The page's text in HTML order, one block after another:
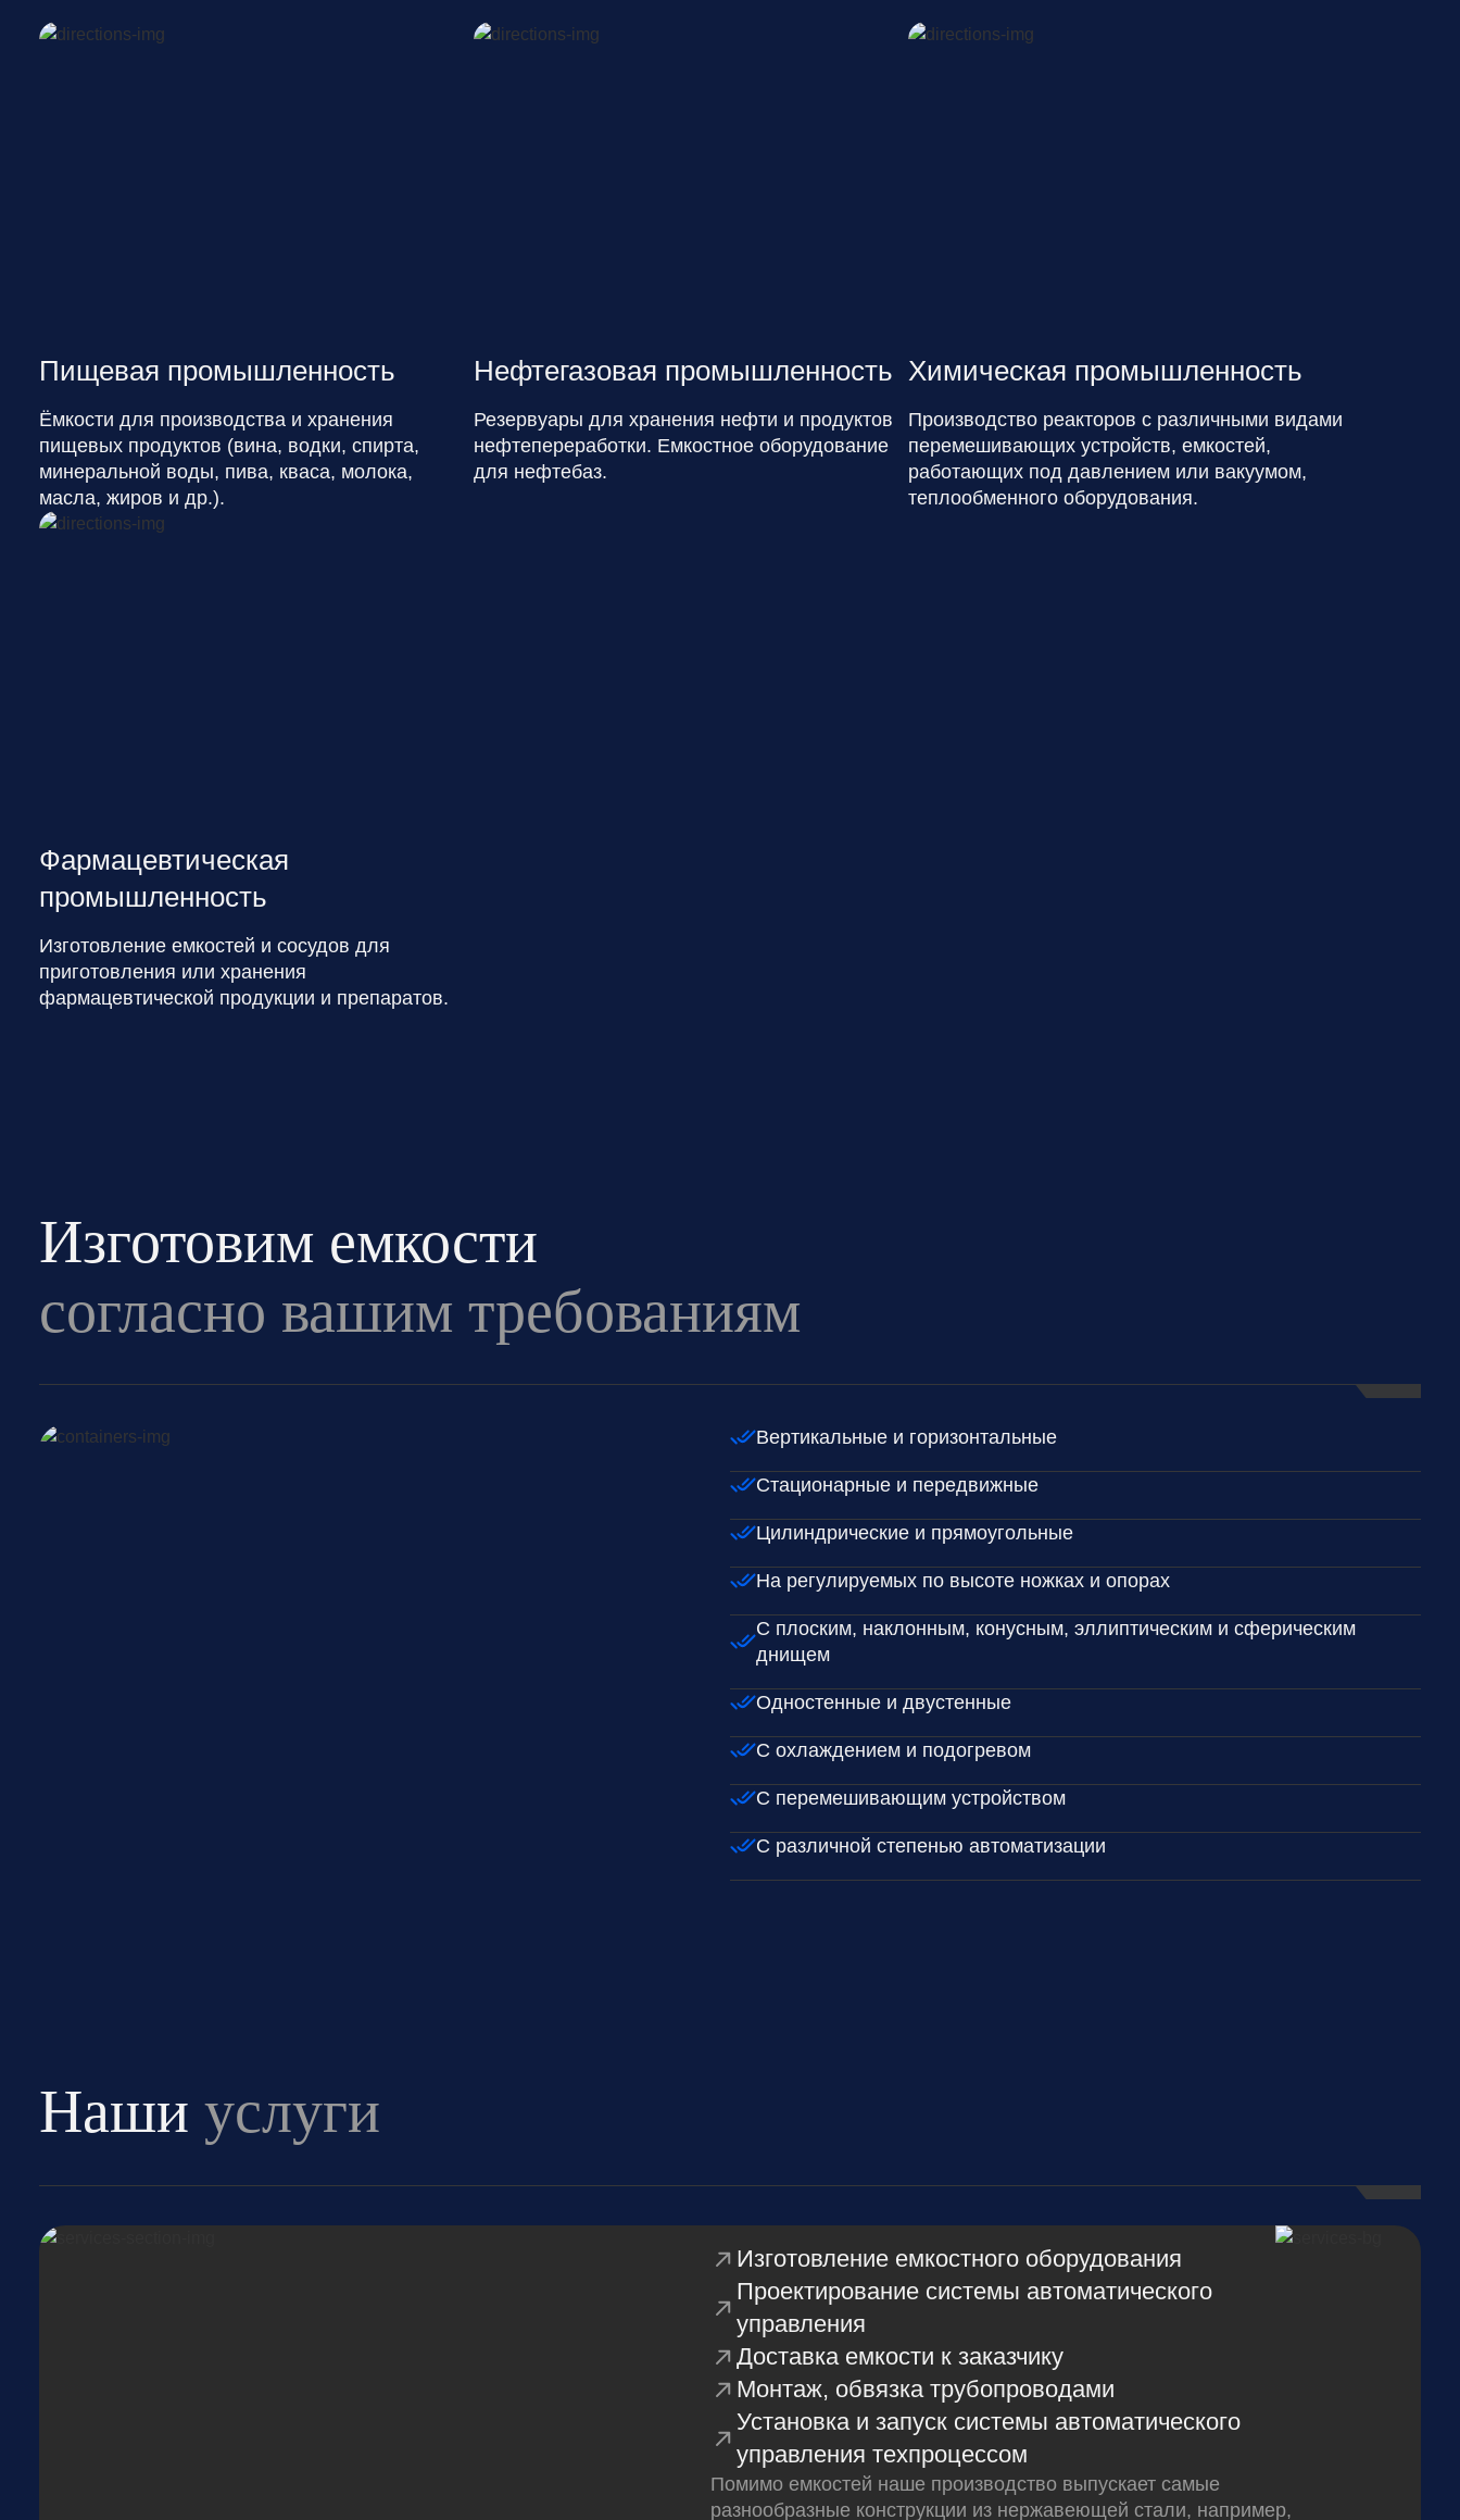
Пищевая промышленность
Ёмкости для производства и хранения
пищевых продуктов (вина, водки, спирта,
минеральной воды, пива, кваса, молока,
масла, жиров и др.).
Нефтегазовая промышленность
Резервуары для хранения нефти и продуктов
нефтепереработки. Емкостное оборудование
для нефтебаз.
Химическая промышленность
Производство реакторов с различными видами
перемешивающих устройств, емкостей,
работающих под давлением или вакуумом,
теплообменного оборудования.
Фармацевтическая
промышленность
Изготовление емкостей и сосудов для
приготовления или хранения
фармацевтической продукции и препаратов.
Изготовим емкости
согласно вашим требованиям
Вертикальные и горизонтальные
Стационарные и передвижные
Цилиндрические и прямоугольные
На регулируемых по высоте ножках и опорах
С плоским, наклонным, конусным, эллиптическим и сферическим
днищем
Одностенные и двустенные
С охлаждением и подогревом
С перемешивающим устройством
С различной степенью автоматизации
Наши услуги
Изготовление емкостного оборудования
Проектирование системы автоматического
управления
Доставка емкости к заказчику
Монтаж, обвязка трубопроводами
Установка и запуск системы автоматического
управления техпроцессом
Помимо емкостей наше производство выпускает самые
разнообразные конструкции из нержавеющей стали, например,